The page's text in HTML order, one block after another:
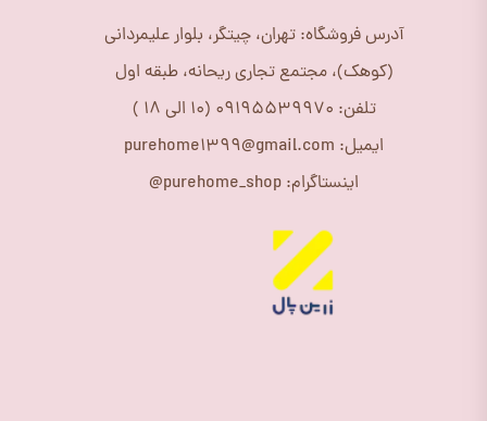
آدرس فروشگاه: تهران، چیتگر، بلوار علیمردانی
(کوهک)، مجتمع تجاری ریحانه، طبقه اول
تلفن: 09195539970 (10 الی 18 )
ایمیل: purehome1399@gmail.com
اینستاگرام: purehome_shop@